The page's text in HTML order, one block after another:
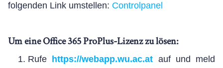
folgenden Link umstellen: Controlpanel
Um eine Office 365 ProPlus-Lizenz zu lösen:
Rufe https://webapp.wu.ac.at auf und meld